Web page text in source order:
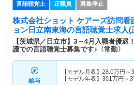
言語聴覚士 正職員 募集停止
株式会社ショット ケアーズ訪問看
ョン日立南東海の言語聴覚士求人(
【茨城県／日立市】3～4月入職者優遇
護での言語聴覚士募集です♪〈常勤〉
給与
【モデル月収】 28.0万円～
【モデル年収】 361万円～